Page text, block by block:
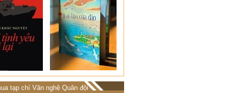
tạp chí Văn nghệ Quân đội